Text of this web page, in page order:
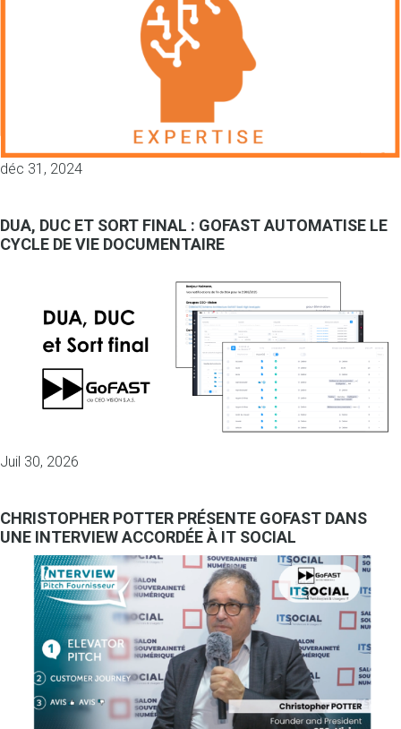
déc 31, 2024
DUA, DUC ET SORT FINAL : GOFAST AUTOMATISE LE
CYCLE DE VIE DOCUMENTAIRE
Juil 30, 2026
CHRISTOPHER POTTER PRÉSENTE GOFAST DANS
UNE INTERVIEW ACCORDÉE À IT SOCIAL